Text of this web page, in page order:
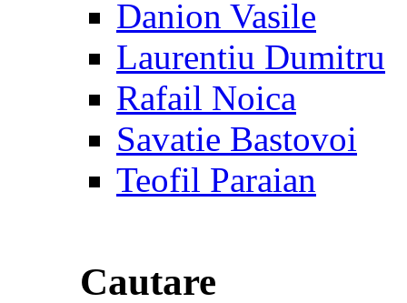
Danion Vasile
Laurentiu Dumitru
Rafail Noica
Savatie Bastovoi
Teofil Paraian
Cautare